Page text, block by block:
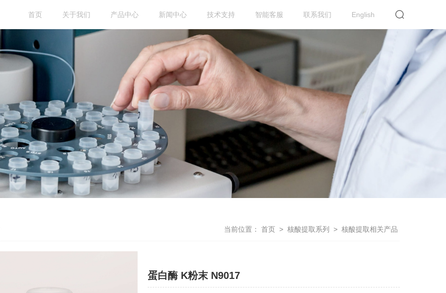
首页 关于我们 产品中心 新闻中心 技术支持 智能客服 联系我们 English
当前位置： 首页 > 核酸提取系列 > 核酸提取相关产品
蛋白酶 K粉末 N9017